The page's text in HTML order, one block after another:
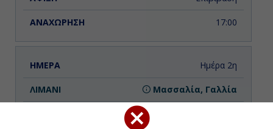
17:00
Ημέρα 2η
Μασσαλία, Γαλλία